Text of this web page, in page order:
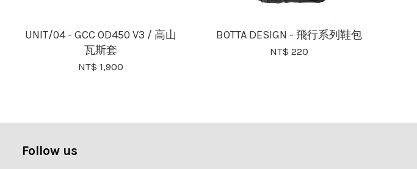
UNIT/04 - GCC OD450 V3 / 高山
瓦斯套
NT$ 1,900
BOTTA DESIGN - 飛行系列鞋包
NT$ 220
Follow us